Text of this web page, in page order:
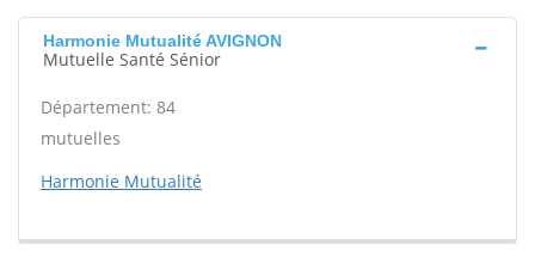
Harmonie Mutualité AVIGNON
Mutuelle Santé Sénior
Département: 84
mutuelles
Harmonie Mutualité